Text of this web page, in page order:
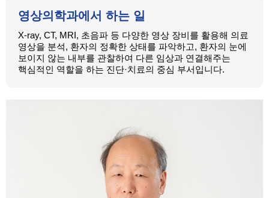
영상의학과에서 하는 일
X-ray, CT, MRI, 초음파 등 다양한 영상 장비를 활용해 의료
영상을 분석, 환자의 정확한 상태를 파악하고, 환자의 눈에
보이지 않는 내부를 관찰하여 다른 임상과 연결해주는
핵심적인 역할을 하는 진단·치료의 중심 부서입니다.